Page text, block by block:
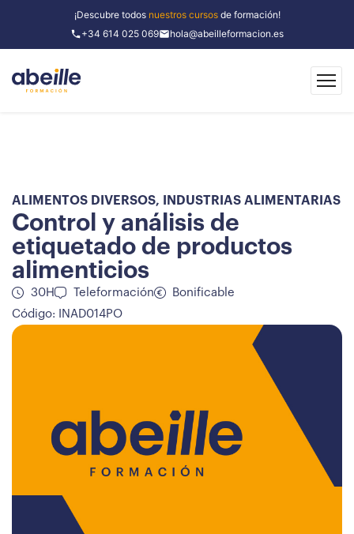
¡Descubre todos nuestros cursosde formación!
+34 614 025 069
hola@abeilleformacion.es
ALIMENTOS DIVERSOS, INDUSTRIAS ALIMENTARIAS
Control y análisis de
etiquetado de productos
alimenticios
30H Teleformación
Bonificable
Código: INAD014PO